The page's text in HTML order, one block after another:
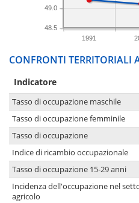
1991
48.5
49.0
CONFRONTI TERRITORIALI
Indicatore
Tasso di occupazione maschile
Tasso di occupazione femminile
Tasso di occupazione
Indice di ricambio occupazionale
Tasso di occupazione 15-29 anni
Incidenza dell'occupazione nel
agricolo